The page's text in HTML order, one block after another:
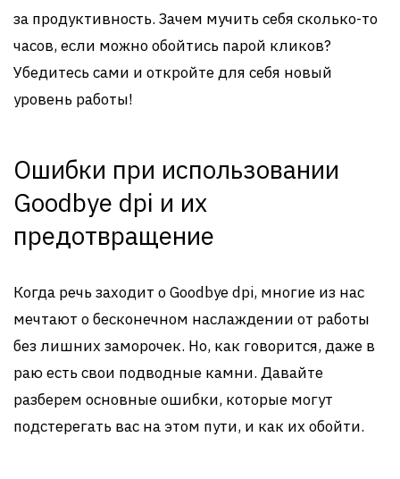
за продуктивность. Зачем мучить себя сколько-то
часов, если можно обойтись парой кликов?
Убедитесь сами и откройте для себя новый
уровень работы!
Ошибки при использовании
Goodbye dpi и их
предотвращение
Когда речь заходит о Goodbye dpi, многие из нас
мечтают о бесконечном наслаждении от работы
без лишних заморочек. Но, как говорится, даже в
раю есть свои подводные камни. Давайте
разберем основные ошибки, которые могут
подстерегать вас на этом пути, и как их обойти.